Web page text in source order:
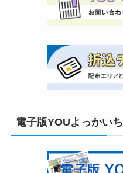
電子版YOUよっかいち